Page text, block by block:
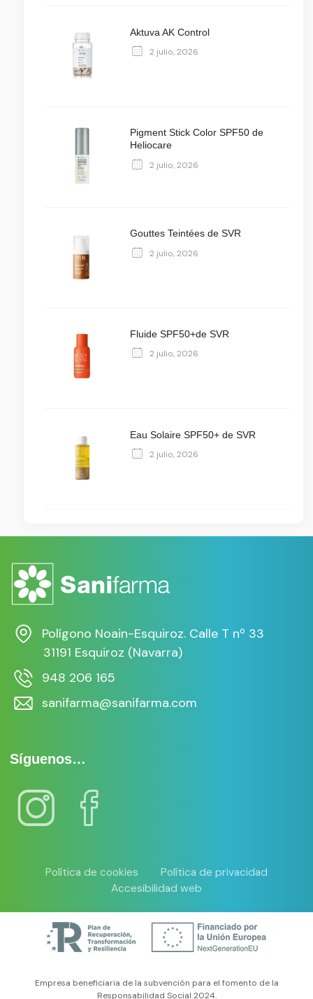
Aktuva AK Control
2 julio, 2026
Pigment Stick Color SPF50 de
Heliocare
2 julio, 2026
Gouttes Teintées de SVR
2 julio, 2026
Fluide SPF50+de SVR
2 julio, 2026
Eau Solaire SPF50+ de SVR
2 julio, 2026
Polígono Noain-Esquiroz. Calle T nº 33
31191 Esquiroz (Navarra)
948 206 165
sanifarma@sanifarma.com
Síguenos…
Política de cookies
Política de privacidad
Accesibilidad web
Empresa beneficiaria de la subvención para el fomento de la
Responsabilidad Social 2024.